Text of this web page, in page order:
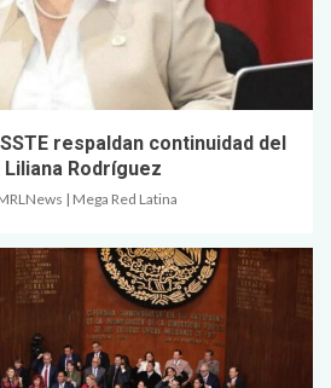
respaldan continuidad del
Rodríguez
| Mega Red Latina